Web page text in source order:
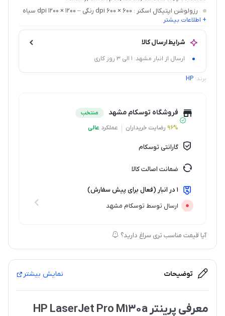
رزولوشن اپتیکال اسکنر
: 600 × 600 dpi رنگی – 1200 × 1200 dpi سیاه‌
و سفید
توان کار ماهانه : 10000 برگه
کارتریج سازگار: (HP 17A (CF217A
+ اطلاعات بیشتر
شرایط ارسال کالا
ارسال از انبار مشهد: 1 الی 3 روز کاری
برند: HP
فروشگاه توسکام مشهد
منتخب
96% رضایت خریداران عملکرد عالی
گارانتی توسکام
ضمانت اصالت کالا
1 در انبار (فعال برای پیش سفارش)
ارسال توسط توسکام مشهد
آیا قیمت مناسب تری سراغ دارید؟
توضیحات نمایش بیشتر
معرفی پرینتر HP LaserJet Pro M130a